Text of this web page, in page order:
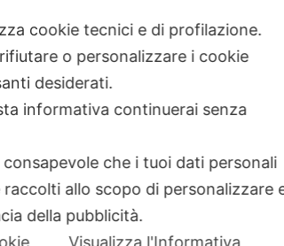
cookie tecnici e di profilazione.
o personalizzare i cookie
desiderati.
informativa continuerai senza
che i tuoi dati personali
raccolti allo scopo di personalizzare
della pubblicità.